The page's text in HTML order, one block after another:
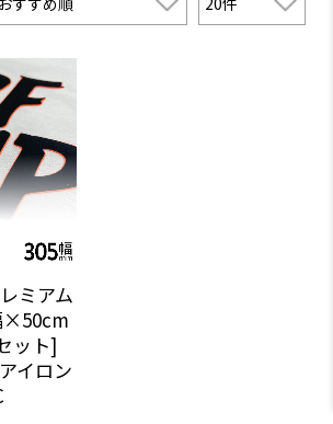
ミアム
×50cm
ット]
イロン